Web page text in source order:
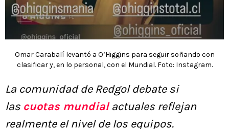
Omar Carabalí levantó a O’Higgins para seguir soñando con
clasificar y, en lo personal, con el Mundial. Foto: Instagram.
La comunidad de Redgol debate si
las cuotas mundialactuales reflejan
realmente el nivel de los equipos.